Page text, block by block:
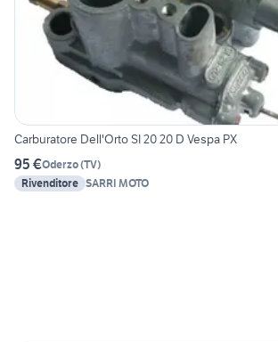
Carburatore Dell'Orto SI 20 20 D Vespa PX
95 €Oderzo(TV)
Rivenditore SARRI MOTO